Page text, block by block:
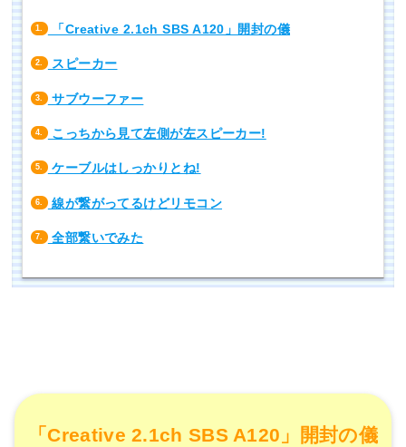
1. 「Creative 2.1ch SBS A120」開封の儀
2. スピーカー
3. サブウーファー
4. こっちから見て左側が左スピーカー!
5. ケーブルはしっかりとね!
6. 線が繋がってるけどリモコン
7. 全部繋いでみた
「Creative 2.1ch SBS A120」開封の儀